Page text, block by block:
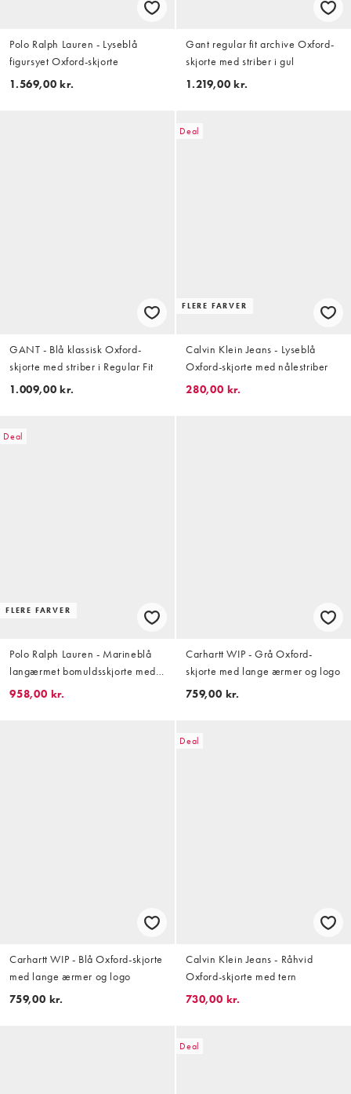
Polo Ralph Lauren - Lyseblå
figursyet Oxford-skjorte
1.569,00 kr.
Gant regular fit archive Oxford-
skjorte med striber i gul
1.219,00 kr.
GANT - Blå klassisk Oxford-
skjorte med striber i Regular Fit
1.009,00 kr.
Deal
FLERE FARVER
Calvin Klein Jeans - Lyseblå
Oxford-skjorte med nålestriber
280,00 kr.
Deal
FLERE FARVER
Polo Ralph Lauren - Marineblå
langærmet bomuldsskjorte med
ikonlogo
958,00 kr.
Carhartt WIP - Grå Oxford-
skjorte med lange ærmer og logo
759,00 kr.
Carhartt WIP - Blå Oxford-skjorte
med lange ærmer og logo
759,00 kr.
Deal
Calvin Klein Jeans - Råhvid
Oxford-skjorte med tern
730,00 kr.
Deal